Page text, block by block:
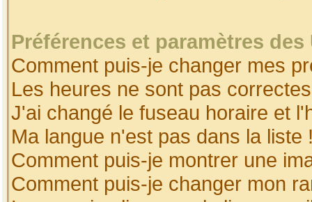
Préférences et paramètres
Comment puis-je changer mes
Les heures ne sont pas
J'ai changé le fuseau horaire et
Ma langue n'est pas dans la liste
Comment puis-je montrer une
Comment puis-je changer mon